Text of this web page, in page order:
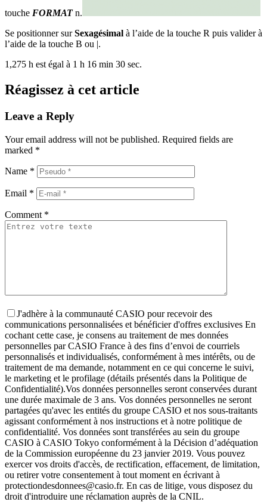
touche FORMAT n.
Se positionner surSexagésimal à l’aide de la touche R puis valider à
l’aide de la touche B ou |.
1,275 h est égal à 1 h 16 min 30 sec.
Réagissez à cet article
Leave a Reply
Your email address will not be published. Required fields are
marked *
Name *
Email *
Comment *
J'adhère à la communauté CASIO pour recevoir des
communications personnalisées et bénéficier d'offres exclusives En
cochant cette case, je consens au traitement de mes données
personnelles par CASIO France à des fins d’envoi de courriels
personnalisés et individualisés, conformément à mes intérêts, ou de
traitement de ma demande, notamment en ce qui concerne le suivi,
le marketing et le profilage (détails présentés dans la Politique de
Confidentialité).Vos données personnelles seront conservées durant
une durée maximale de 3 ans. Vos données personnelles ne seront
partagées qu'avec les entités du groupe CASIO et nos sous-traitants
agissant conformément à nos instructions et à notre politique de
confidentialité. Vos données sont transférées au sein du groupe
CASIO à CASIO Tokyo conformément à la Décision d’adéquation
de la Commission européenne du 23 janvier 2019. Vous pouvez
exercer vos droits d'accès, de rectification, effacement, de limitation,
ou retirer votre consentement à tout moment en écrivant à
protectiondesdonnees@casio.fr. En cas de litige, vous disposez du
droit d'introduire une réclamation auprès de la CNIL.